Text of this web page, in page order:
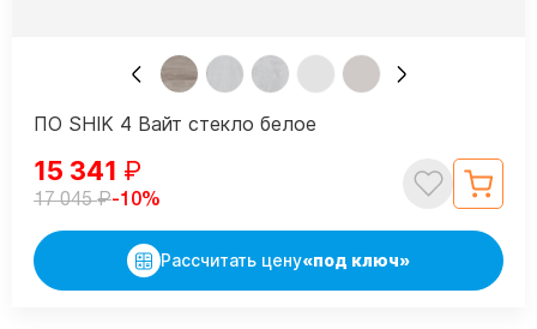
ПО SHIK 4 Вайт стекло белое
15 341 ₽
17 045₽-10%
Рассчитать цену«под ключ»